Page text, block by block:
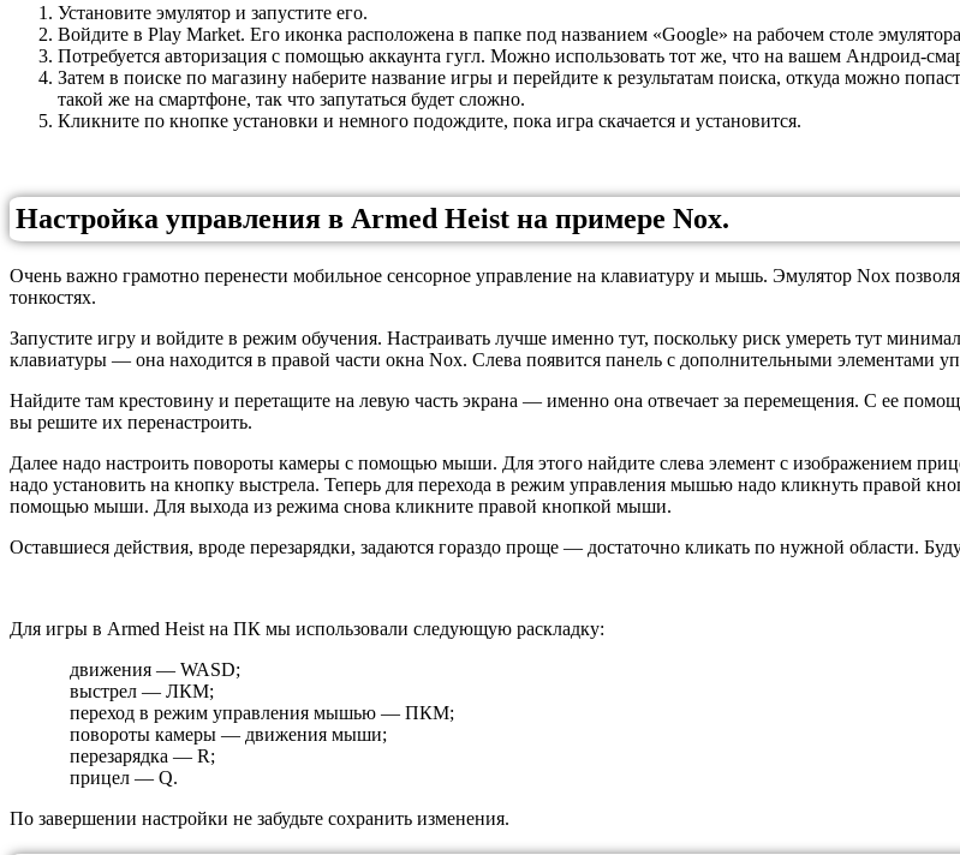
Установите эмулятор и запустите его.
Войдите в Play Market. Его иконка расположена в папке под названием «Google» на рабочем столе
Потребуется авторизация с помощью аккаунта гугл. Можно использовать тот же, что на вашем Андроид-
Затем в поиске по магазину наберите название игры и перейдите к результатам поиска, откуда можно
такой же на смартфоне, так что запутаться будет сложно.
Кликните по кнопке установки и немного подождите, пока игра скачается и установится.
Настройка управления в Armed Heist на примере Nox.
Очень важно грамотно перенести мобильное сенсорное управление на клавиатуру и мышь. Эмулятор Nox
тонкостях.
Запустите игру и войдите в режим обучения. Настраивать лучше именно тут, поскольку риск умереть тут
клавиатуры — она находится в правой части окна Nox. Слева появится панель с дополнительными элементами
Найдите там крестовину и перетащите на левую часть экрана — именно она отвечает за перемещения. С ее
вы решите их перенастроить.
Далее надо настроить повороты камеры с помощью мыши. Для этого найдите слева элемент с изображением
надо установить на кнопку выстрела. Теперь для перехода в режим управления мышью надо кликнуть правой
помощью мыши. Для выхода из режима снова кликните правой кнопкой мыши.
Оставшиеся действия, вроде перезарядки, задаются гораздо проще — достаточно кликать по нужной области.
Для игры в Armed Heist на ПК мы использовали следующую раскладку:
движения — WASD;
выстрел — ЛКМ;
переход в режим управления мышью — ПКМ;
повороты камеры — движения мыши;
перезарядка — R;
прицел — Q.
По завершении настройки не забудьте сохранить изменения.